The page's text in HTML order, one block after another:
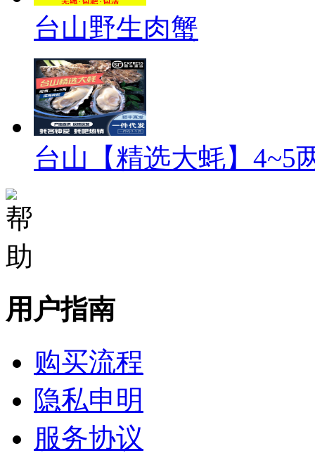
台山野生肉蟹
台山【精选大蚝】4~5
用户指南
购买流程
隐私申明
服务协议